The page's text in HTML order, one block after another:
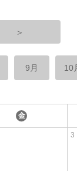
＞
9月 10
金
3